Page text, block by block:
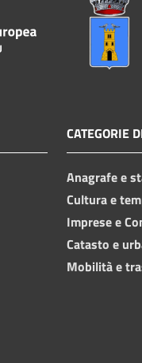
CATEGORIE
Anagrafe e
Cultura e
Imprese e
Catasto e
Mobilità e